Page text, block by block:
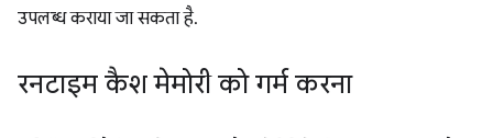
उपलब्ध कराया जा सकता है.
रनटाइम कैश मेमोरी को गर्म करना